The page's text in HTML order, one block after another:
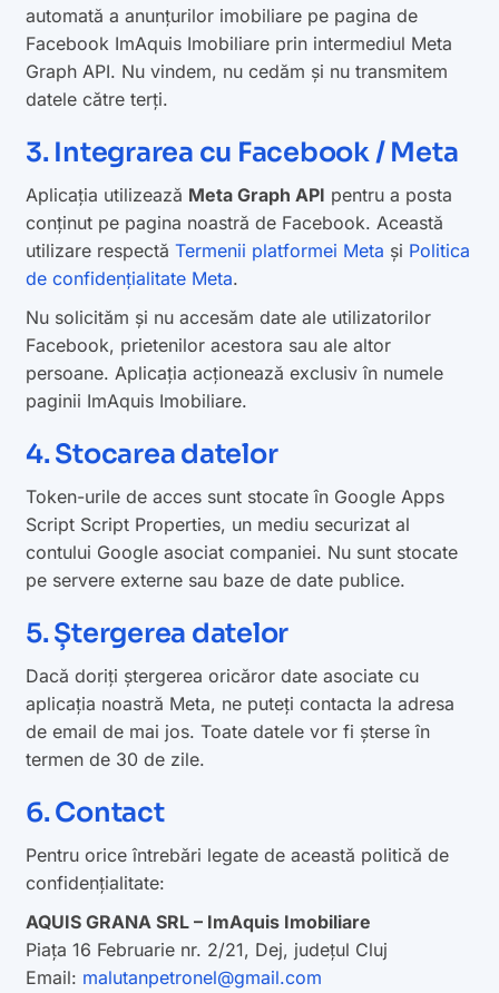
automată a anunțurilor imobiliare pe pagina de
Facebook ImAquis Imobiliare prin intermediul Meta
Graph API. Nu vindem, nu cedăm și nu transmitem
datele către terți.
3. Integrarea cu Facebook / Meta
Aplicația utilizează Meta Graph API pentru a posta
conținut pe pagina noastră de Facebook. Această
utilizare respectă Termenii platformei Meta și Politica
de confidențialitate Meta.
Nu solicităm și nu accesăm date ale utilizatorilor
Facebook, prietenilor acestora sau ale altor
persoane. Aplicația acționează exclusiv în numele
paginii ImAquis Imobiliare.
4. Stocarea datelor
Token-urile de acces sunt stocate în Google Apps
Script Script Properties, un mediu securizat al
contului Google asociat companiei. Nu sunt stocate
pe servere externe sau baze de date publice.
5. Ștergerea datelor
Dacă doriți ștergerea oricăror date asociate cu
aplicația noastră Meta, ne puteți contacta la adresa
de email de mai jos. Toate datele vor fi șterse în
termen de 30 de zile.
6. Contact
Pentru orice întrebări legate de această politică de
confidențialitate:
AQUIS GRANA SRL – ImAquis Imobiliare
Piața 16 Februarie nr. 2/21, Dej, județul Cluj
Email: malutanpetronel@gmail.com